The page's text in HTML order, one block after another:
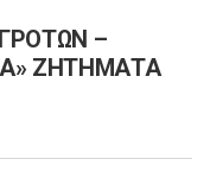
–
ΖΗΤΗΜΑΤΑ